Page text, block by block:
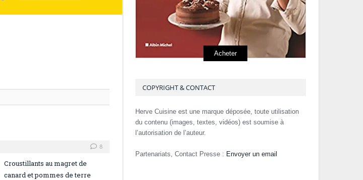
8
Croustillants au magret de
canard et pommes de terre
Acheter
COPYRIGHT & CONTACT
Herve Cuisine est une marque déposée, toute utilisation
du contenu (images, textes, vidéos) est soumise à
l’autorisation de l’auteur.
Partenariats, Contact Presse : Envoyer un email